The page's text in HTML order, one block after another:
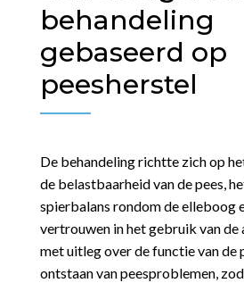
behandeling
gebaseerd op
peesherstel
De behandeling richtte zich op
de belastbaarheid van de pees,
spierbalans rondom de elleboog
vertrouwen in het gebruik van de
met uitleg over de functie van de
ontstaan van peesproblemen,